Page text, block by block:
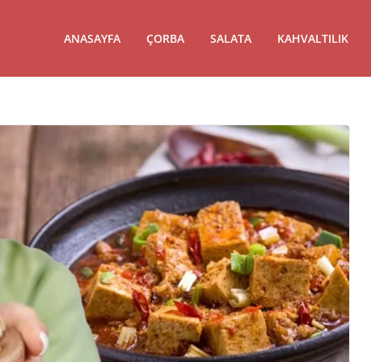
ANASAYFA ÇORBA SALATA KAHVALTILIK